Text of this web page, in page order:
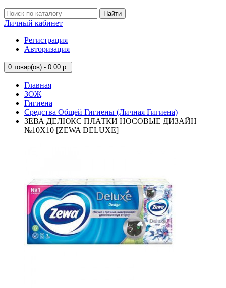
Найти
Личный кабинет
Регистрация
Авторизация
0 товар(ов) - 0.00 р.
Главная
ЗОЖ
Гигиена
Средства Общей Гигиены (Личная Гигиена)
ЗЕВА ДЕЛЮКС ПЛАТКИ НОСОВЫЕ ДИЗАЙН
№10Х10 [ZEWA DELUXE]